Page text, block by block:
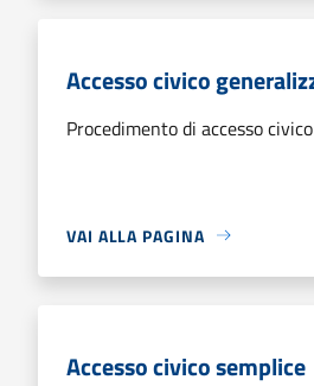
Accesso civico
Procedimento di accesso
VAI ALLA PAGINA
Accesso civico semplice